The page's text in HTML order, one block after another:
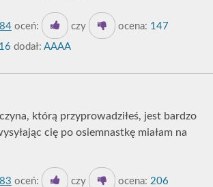
oceń: czy ocena: 147
dodał: AAAA
którą przyprowadziłeś, jest bardzo
cię po osiemnastkę miałam na
oceń: czy ocena: 206